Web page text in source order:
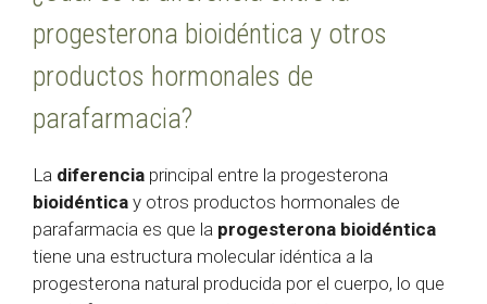
progesterona bioidéntica y otros
productos hormonales de
parafarmacia?
La diferencia principal entre la progesterona
bioidéntica y otros productos hormonales de
parafarmacia es que la progesterona bioidéntica
tiene una estructura molecular idéntica a la
progesterona natural producida por el cuerpo, lo que